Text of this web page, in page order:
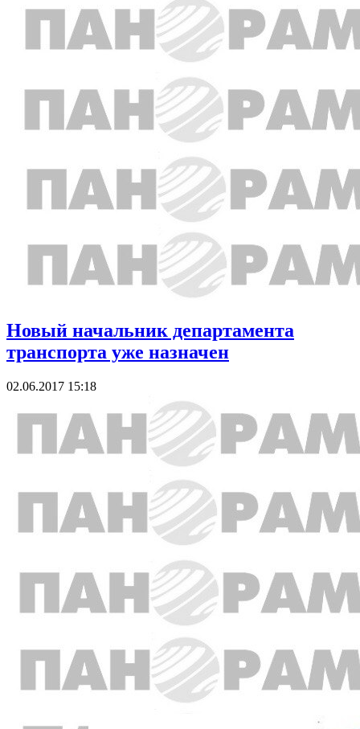
Новый начальник департамента
транспорта уже назначен
02.06.2017 15:18